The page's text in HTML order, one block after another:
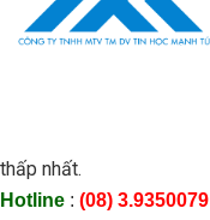
thấp nhất.
Hotline : (08) 3.9350079